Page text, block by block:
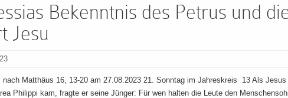
Bekenntnis des Petrus und
Jesu
nach Matthäus 16, 13-20 am 27.08.2023 21. Sonntag im Jahreskreis 13 Als Jesus
Philippi kam, fragte er seine Jünger: Für wen halten die Leute den